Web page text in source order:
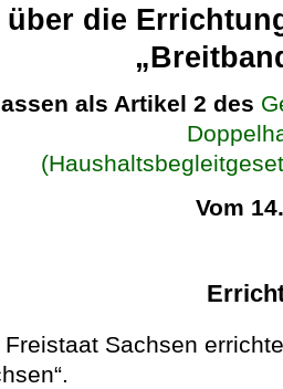
über die
als Artikel 2 des
Vom
Freistaat Sachsen